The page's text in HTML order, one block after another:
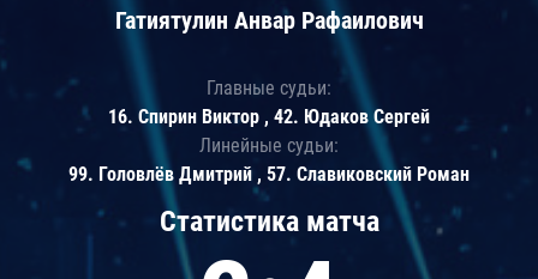
Статистика матча
Гатиятулин Анвар Рафаилович
Главные судьи:
16. Спирин Виктор , 42. Юдаков Сергей
Линейные судьи:
99. Головлёв Дмитрий , 57. Славиковский Роман